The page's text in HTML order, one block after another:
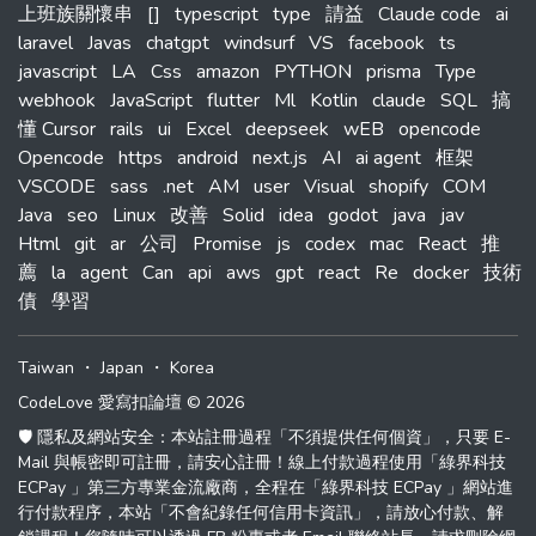
上班族關懷串
[] typescript type 請益 Claude code ai
laravel Javas chatgpt windsurf VS facebook ts
javascript LA Css amazon PYTHON prisma Type
webhook JavaScript flutter Ml Kotlin claude SQL 搞
懂 Cursor rails ui Excel deepseek wEB opencode
Opencode https android next.js AI ai agent 框架
VSCODE sass .net AM user Visual shopify COM
Java seo Linux 改善 Solid idea godot java
jav
Html git ar 公司 Promise js codex mac React 推
薦 la agent Can api aws gpt react Re docker 技術
債 學習
Taiwan ・Japan ・ Korea
CodeLove 愛寫扣論壇 © 2026
🛡️ 隱私及網站安全：本站註冊過程「不須提供任何個資」，只要 E-
Mail 與帳密即可註冊，請安心註冊！線上付款過程使用「綠界科技
ECPay 」第三方專業金流廠商，全程在「綠界科技 ECPay 」網站進
行付款程序，本站「不會紀錄任何信用卡資訊」，請放心付款、解